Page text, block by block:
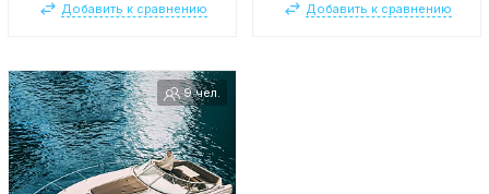
Добавить к сравнению Добавить к сравнению
9 чел.